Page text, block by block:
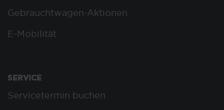
Gebrauchtwagen-Aktionen
E-Mobilität
SERVICE
Servicetermin buchen